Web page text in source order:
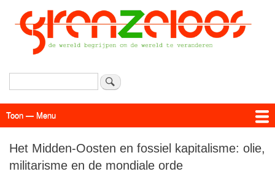
Overslaan
en
naar
de
Zoeken
Menu
Toon — Menu
Het Midden-Oosten en fossiel kapitalisme: olie,
militarisme en de mondiale orde